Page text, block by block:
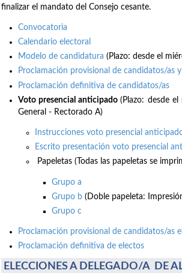
finalizar el mandato del Consejo cesante.
Convocatoria
Calendario electoral
Modelo de candidatura (Plazo: desde el
Proclamación provisional de candidatos/as
Proclamación definitiva de candidatos/as
Voto presencial anticipado(Plazo: desde
General - Rectorado A)
Instrucciones voto presencial
Escrito presentación voto presencial
Papeletas (Todas las papeletas se
Grupo a
Grupo b (Doble papeleta:
Grupo c
Proclamación provisional de candidatos/as
Proclamación definitiva de electos
ELECCIONES A DELEGADO/A DE